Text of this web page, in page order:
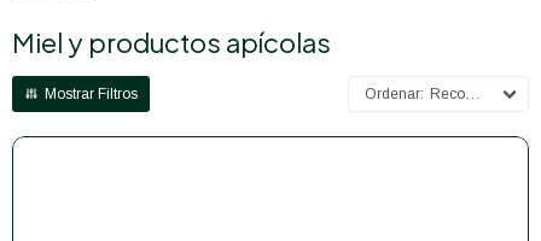
Miel y productos apícolas
Recomendados